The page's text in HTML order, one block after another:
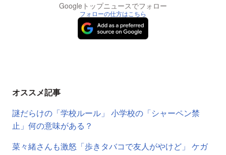
Googleトップニュースでフォロー
フォローの仕方はこちら
オススメ記事
謎だらけの「学校ルール」 小学校の「シャーペン禁
止」何の意味がある？
菜々緒さんも激怒「歩きタバコで友人がやけど」 ケガ